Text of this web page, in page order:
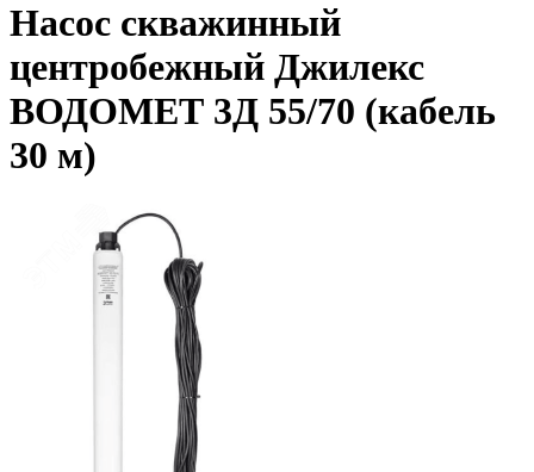
Насос скважинный
центробежный Джилекс
ВОДОМЕТ 3Д 55/70 (кабель
30 м)